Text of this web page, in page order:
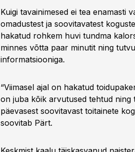
Kuigi tavainimesed ei tea enamasti
omadustest ja soovitavatest
hakatud rohkem huvi tundma
minnes võtta paar minutit ning
informatsiooniga.
“Viimasel ajal on hakatud
on juba kõik arvutused tehtud
päevasest soovitavast toitainete
soovitab Pärt.